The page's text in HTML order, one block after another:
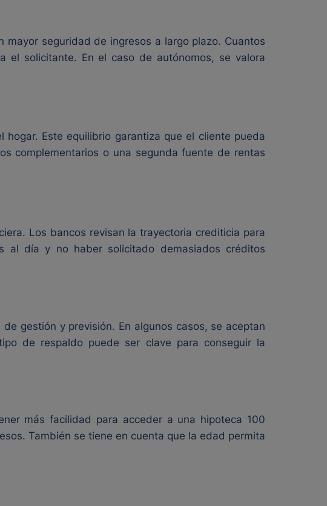
seguridad de ingresos a largo plazo. Cuantos
el solicitante. En el caso de autónomos, se valora
Este equilibrio garantiza que el cliente pueda
complementarios o una segunda fuente de rentas
Los bancos revisan la trayectoria crediticia para
al día y no haber solicitado demasiados créditos
gestión y previsión. En algunos casos, se aceptan
de respaldo puede ser clave para conseguir la
más facilidad para acceder a una hipoteca 100
También se tiene en cuenta que la edad permita